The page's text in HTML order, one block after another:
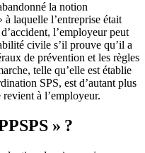
la notion
à laquelle l’entreprise était
l’employeur peut
civile s’il prouve qu’il a
de prévention et les règles
telle qu’elle est établie
SPS, est d’autant plus
à l’employeur.
» ?